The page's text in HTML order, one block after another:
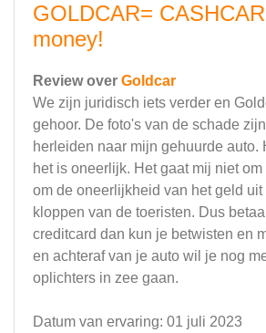
GOLDCAR=
money!
Review over Goldcar
We zijn juridisch iets verder en
gehoor. De foto's van de schade
herleiden naar mijn gehuurde auto.
het is oneerlijk. Het gaat mij niet
om de oneerlijkheid van het geld uit
kloppen van de toeristen. Dus
creditcard dan kun je betwisten en
en achteraf van je auto wil je nog
oplichters in zee gaan.
Datum van ervaring: 01 juli 2023